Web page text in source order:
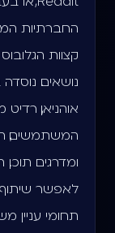
החברתיות
קצוות
אוהניאן,
ומדרגים
לאפשר שיתוף
תחומי עניין